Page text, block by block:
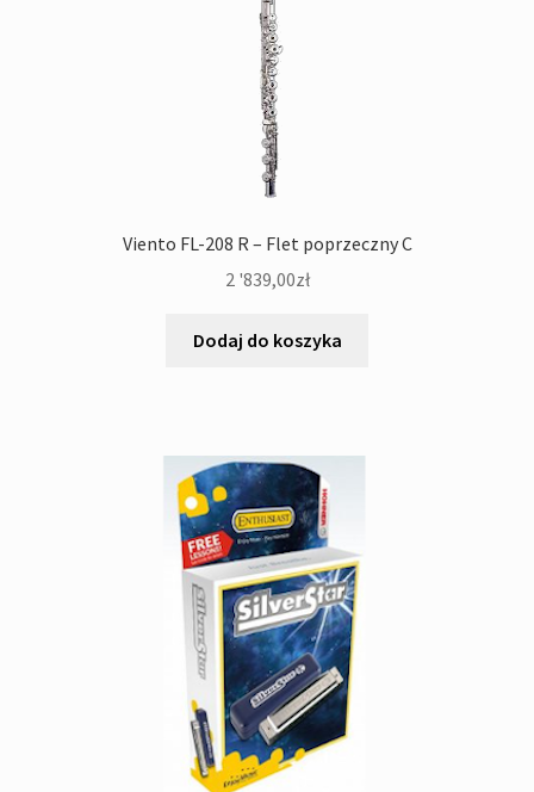
Viento FL-208 R – Flet poprzeczny C
2 '839,00zł
Dodaj do koszyka